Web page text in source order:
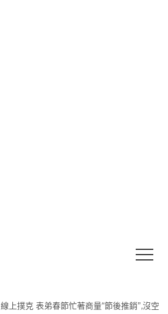
線上撲克 表弟春節忙著商量“節後推銷”,沒空